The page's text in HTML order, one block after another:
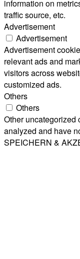
information on
traffic source, etc.
Advertisement
Advertisement
Advertisement
relevant ads and
visitors across
customized ads.
Others
Others
Other uncategorized
analyzed and have
SPEICHERN &